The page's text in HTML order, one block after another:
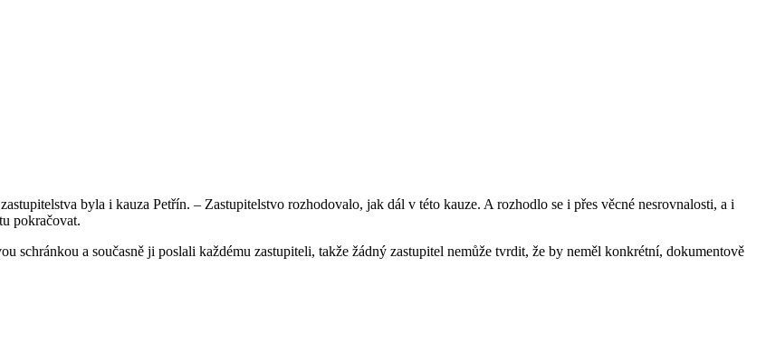
byla i kauza Petřín. – Zastupitelstvo rozhodovalo, jak dál v této kauze. A rozhodlo se i přes věcné nesrovnalosti, a i
pokračovat.
schránkou a současně ji poslali každému zastupiteli, takže žádný zastupitel nemůže tvrdit, že by neměl konkrétní, dokumentově